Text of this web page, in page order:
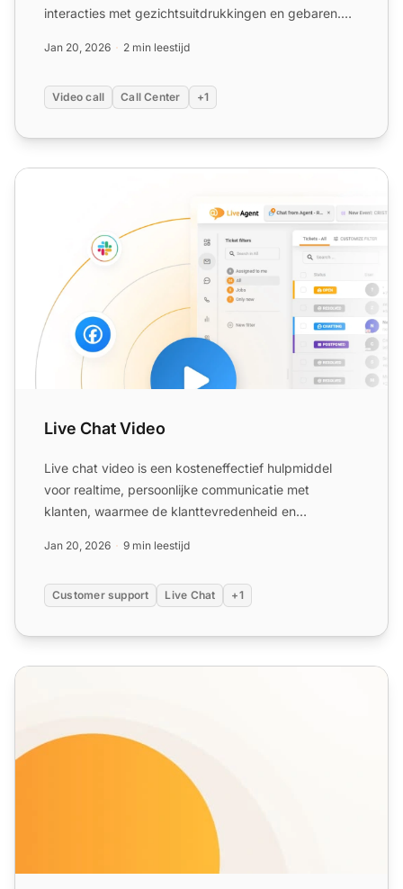
interacties met gezichtsuitdrukkingen en gebaren.
Jan 20, 2026 2 min leestijd
Video call Call Center +1
Live Chat Video
Live Chat Video
Live chat video is een kosteneffectief hulpmiddel
voor realtime, persoonlijke communicatie met
klanten, waarmee de klanttevredenheid en
Jan 20, 2026 9 min leestijd
Customer support Live Chat +1
Real-time Chat-functies